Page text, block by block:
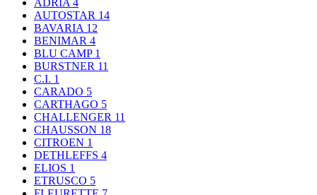
AUTOSTAR 14
BAVARIA 12
BENIMAR 4
BLU CAMP 1
BURSTNER 11
C.I. 1
CARADO 5
CARTHAGO 5
CHALLENGER 11
CHAUSSON 18
CITROEN 1
DETHLEFFS 4
ELIOS 1
ETRUSCO 5